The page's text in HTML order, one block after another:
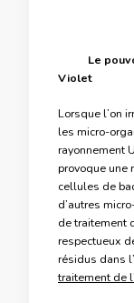
Le pouvoir
Violet
Lorsque l’on
les micro-
rayonnement
provoque une
cellules de
d’autres
de traitement
respectueux
résidus dans
traitement de